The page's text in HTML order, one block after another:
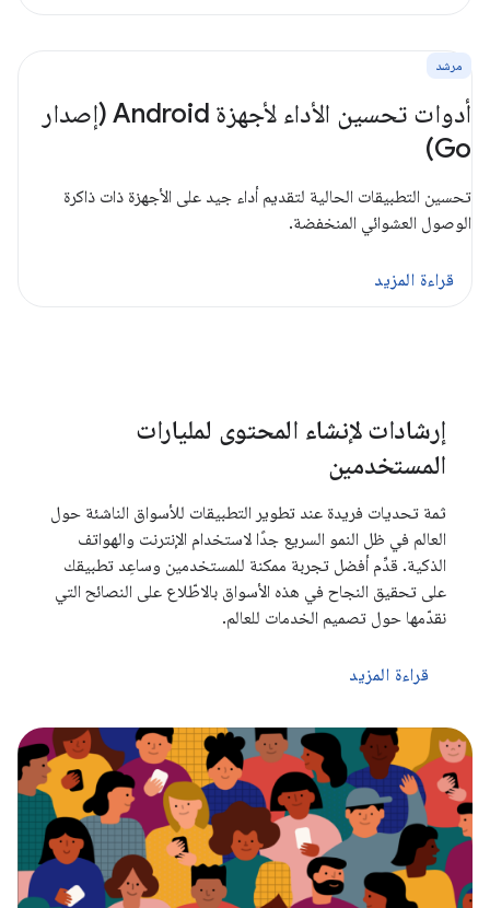
مرشد
أدوات تحسين الأداء لأجهزة Android (إصدار
Go)
تحسين التطبيقات الحالية لتقديم أداء جيد على الأجهزة ذات ذاكرة
الوصول العشوائي المنخفضة.
قراءة المزيد
إرشادات لإنشاء المحتوى لمليارات
المستخدمين
ثمة تحديات فريدة عند تطوير التطبيقات للأسواق الناشئة حول
العالم في ظل النمو السريع جدًا لاستخدام الإنترنت والهواتف
الذكية. قدِّم أفضل تجربة ممكنة للمستخدمين وساعِد تطبيقك
على تحقيق النجاح في هذه الأسواق بالاطّلاع على النصائح التي
نقدّمها حول تصميم الخدمات للعالم.
قراءة المزيد